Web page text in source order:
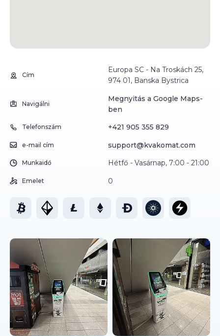
Cím
Europa SC - Na Troskách 25,
974 01, Banska Bystrica
Navigálni
Megnyitás a Google Maps-
ben
Telefonszám +421 905 355 829
e-mail cím support@kvakomat.com
Munkaidő Hétfő - Vasárnap, 7:00 - 21:00
Emelet 0